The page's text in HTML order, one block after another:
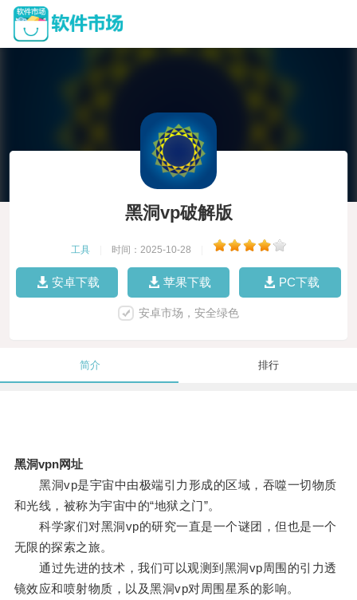
黑洞vp破解版
工具 时间：2025-10-28
安卓下载 苹果下载 PC下载
安卓市场，安全绿色
简介 排行
黑洞vpn网址
黑洞vp是宇宙中由极端引力形成的区域，吞噬一切物质
和光线，被称为宇宙中的“地狱之门”。
科学家们对黑洞vp的研究一直是一个谜团，但也是一个
无限的探索之旅。
通过先进的技术，我们可以观测到黑洞vp周围的引力透
镜效应和喷射物质，以及黑洞vp对周围星系的影响。